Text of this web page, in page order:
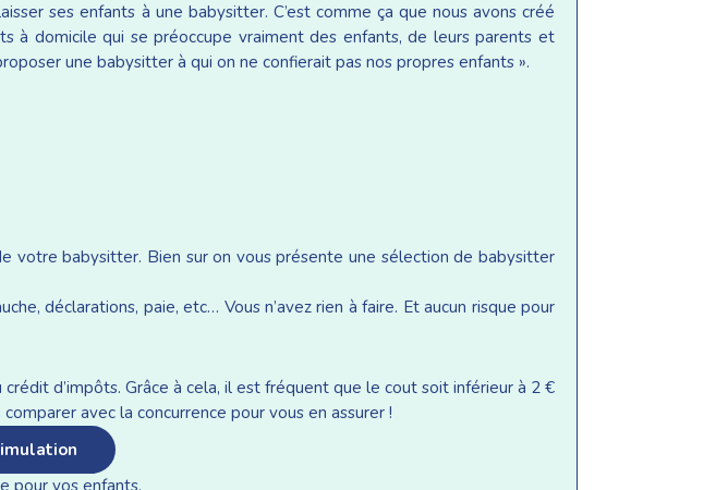
ses enfants à une babysitter. C’est comme ça que nous avons créé
à domicile qui se préoccupe vraiment des enfants, de leurs parents et
une babysitter à qui on ne confierait pas nos propres enfants ».
votre babysitter. Bien sur on vous présente une sélection de babysitter
déclarations, paie, etc… Vous n’avez rien à faire. Et aucun risque pour
d’impôts. Grâce à cela, il est fréquent que le cout soit inférieur à 2 €
avec la concurrence pour vous en assurer !